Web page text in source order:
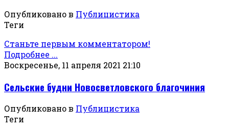
Опубликовано в Публицистика
Теги
Станьте первым комментатором!
Подробнее ...
Воскресенье, 11 апреля 2021 21:10
Сельские будни Новосветловского благочиния
Опубликовано в Публицистика
Теги